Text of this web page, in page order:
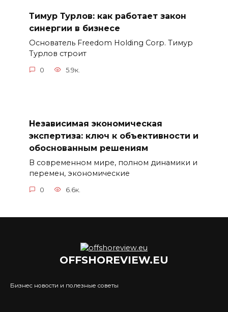
Тимур Турлов: как работает закон
синергии в бизнесе
Основатель Freedom Holding Corp. Тимур
Турлов строит
0 5.9к.
Независимая экономическая
экспертиза: ключ к объективности и
обоснованным решениям
В современном мире, полном динамики и
перемен, экономические
0 6.6к.
OFFSHOREVIEW.EU
Бизнес новости и полезные советы